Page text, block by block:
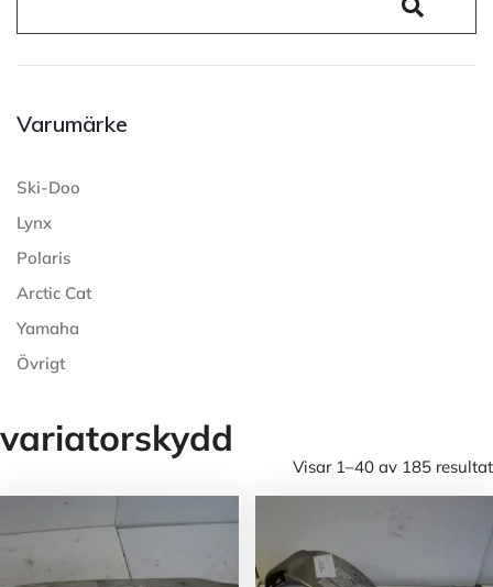
Varumärke
Ski-Doo
Lynx
Polaris
Arctic Cat
Yamaha
Övrigt
variatorskydd
Visar 1–40 av 185 resultat